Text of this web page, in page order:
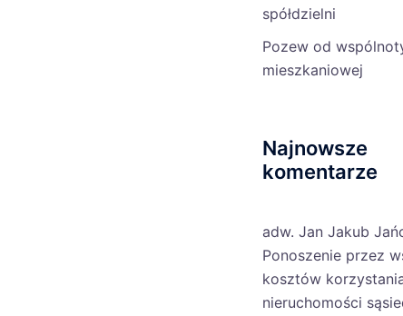
spółdzielni
Pozew od
mieszkaniowej
Najnowsze
komentarze
adw. Jan Jakub
Ponoszenie przez
kosztów
nieruchomości